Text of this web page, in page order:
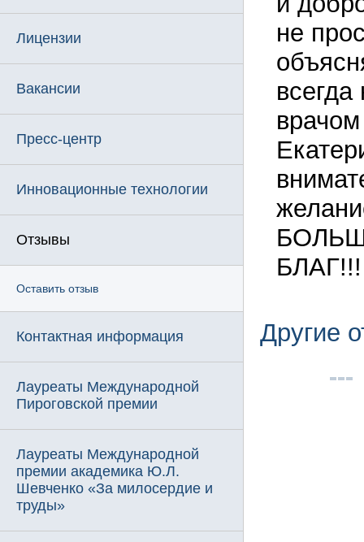
Лицензии
Вакансии
Пресс-центр
Инновационные технологии
Отзывы
Оставить отзыв
Контактная информация
Лауреаты Международной
Пироговской премии
Лауреаты Международной
премии академика Ю.Л.
Шевченко «За милосердие и
труды»
не
БЛАГ!!!
Другие